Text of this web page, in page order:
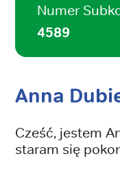
Numer
4589
Anna
Cześć, jestem
staram się